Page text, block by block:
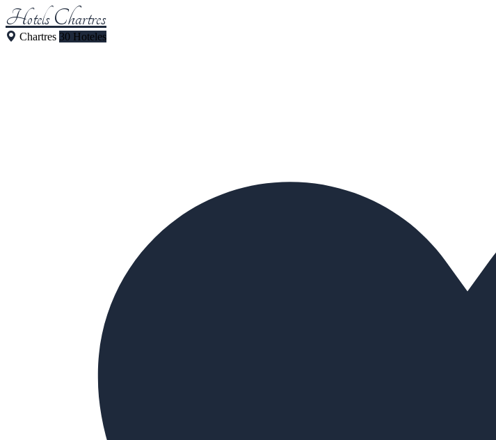
Hotels Chartres
Chartres 30 Hoteles